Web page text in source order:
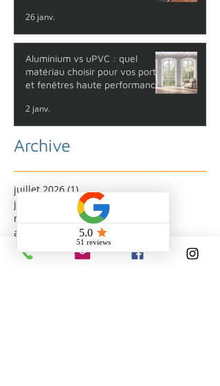
26 janv.
Aluminium vs uPVC : quel
matériau choisir pour vos portes
et fenêtres haute performance
2 janv.
Archive
juillet 2026 (1)1 post
juin 2026
3 posts
mai 2026
1 post
avril 2026
6 posts
2 posts
février 2026
(5)5 posts